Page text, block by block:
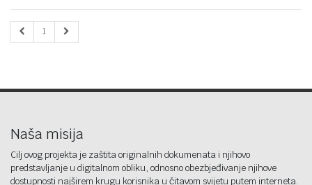
1
Naša misija
Cilj ovog projekta je zaštita originalnih dokumenata i njihovo
predstavljanje u digitalnom obliku, odnosno obezbjeđivanje njihove
dostupnosti najširem krugu korisnika u čitavom svijetu putem interneta.